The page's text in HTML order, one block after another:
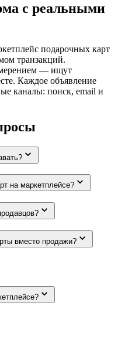
с реальными
подарочных карт
транзакций.
— ищут
Каждое объявление
каналы: поиск, email и
на маркетплейсе?
вместо продажи?